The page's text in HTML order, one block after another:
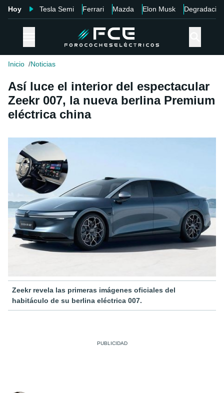
Hoy Tesla Semi Ferrari Mazda Elon Musk Degradación
Inicio Noticias
Así luce el interior del espectacular
Zeekr 007, la nueva berlina Premium
eléctrica china
Zeekr revela las primeras imágenes oficiales del
habitáculo de su berlina eléctrica 007.